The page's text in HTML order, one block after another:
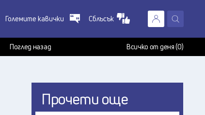
X
Големите кавички Сблъсък
Поглед назад Всичко от деня (0)
Прочети още